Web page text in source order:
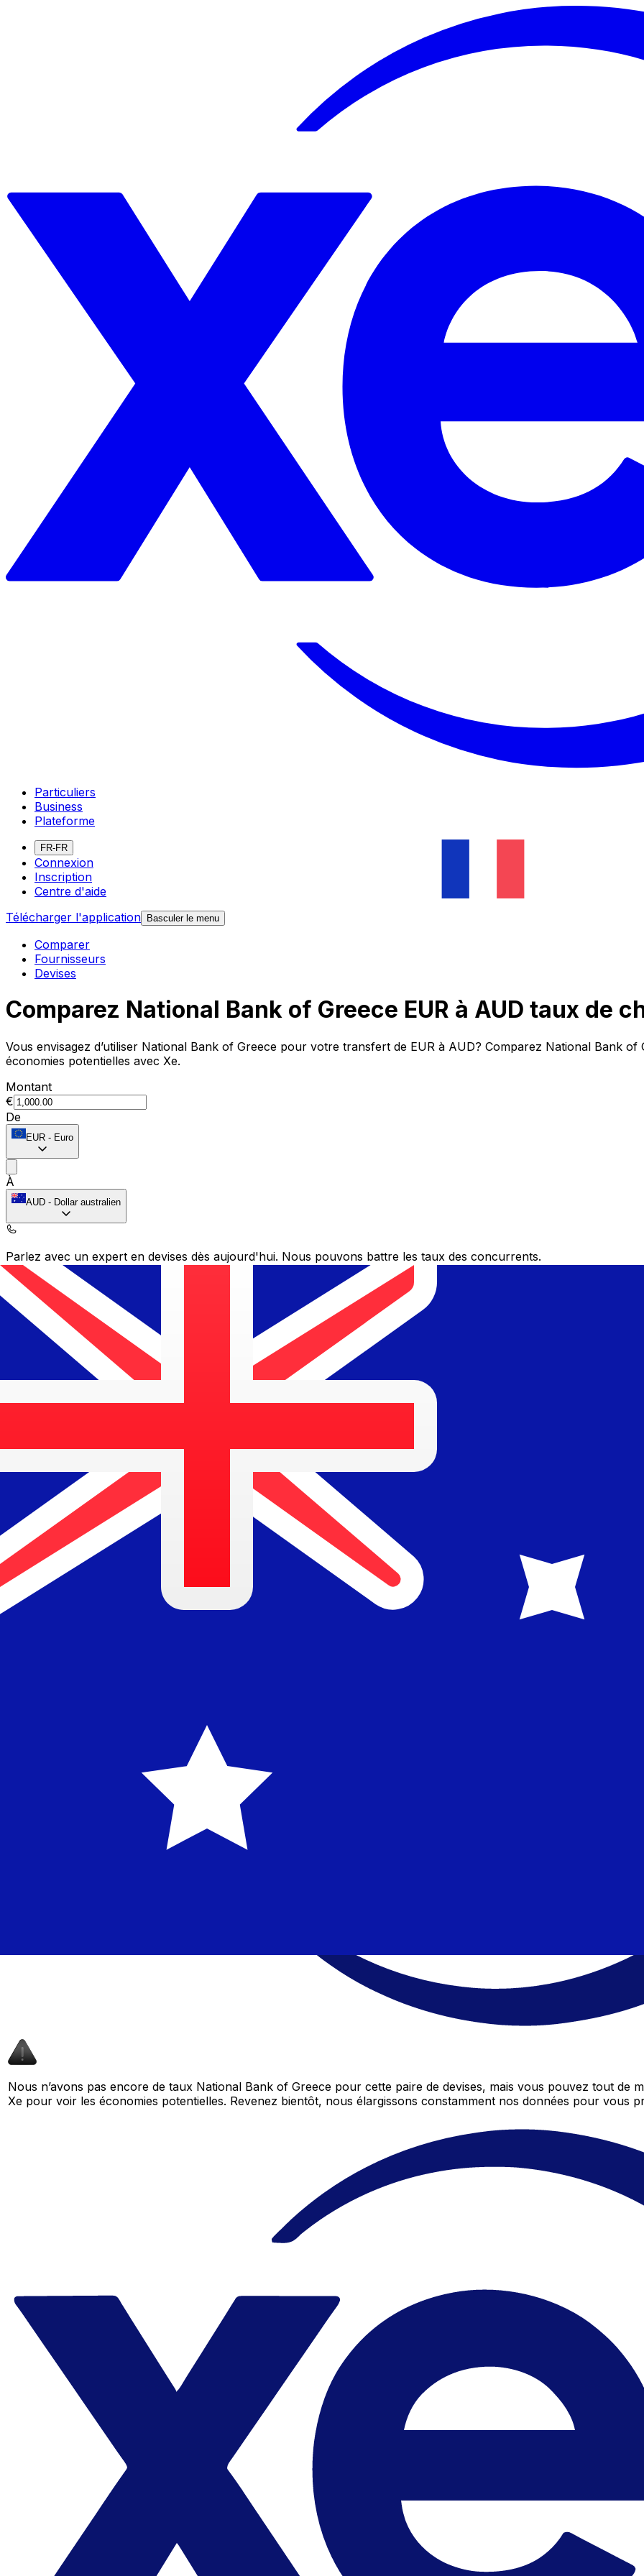
Particuliers
Business
Plateforme
FR-FR
Connexion
Inscription
Centre d'aide
Télécharger l'application Basculer le menu
Comparer
Fournisseurs
Devises
Comparez National Bank of Greece EUR à AUD taux de
Vous envisagez d’utiliser National Bank of Greece pour votre transfert de EUR à AUD? Comparez National Bank
économies potentielles avec Xe.
Montant
€
De
EUR - Euro
À
AUD - Dollar australien
Parlez avec un expert en devises dès aujourd'hui. Nous pouvons battre les taux des concurrents.
Planifier un appel
Fournisseur
Nous n’avons pas encore de taux National Bank of Greece pour cette paire de devises, mais vous pouvez tout de
Xe pour voir les économies potentielles. Revenez bientôt, nous élargissons constamment nos données pour vous